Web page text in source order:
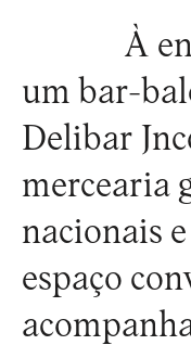
À
um bar-
Delibar
mercearia
nacionais
espaço